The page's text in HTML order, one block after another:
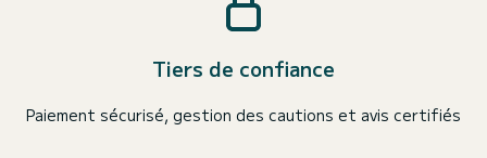
Tiers de confiance
Paiement sécurisé, gestion des cautions et avis certifiés